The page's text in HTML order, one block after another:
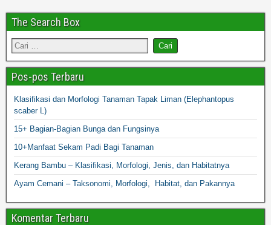
The Search Box
Pos-pos Terbaru
Klasifikasi dan Morfologi Tanaman Tapak Liman (Elephantopus
scaber L)
15+ Bagian-Bagian Bunga dan Fungsinya
10+Manfaat Sekam Padi Bagi Tanaman
Kerang Bambu – Klasifikasi, Morfologi, Jenis, dan Habitatnya
Ayam Cemani – Taksonomi, Morfologi, Habitat, dan Pakannya
Komentar Terbaru